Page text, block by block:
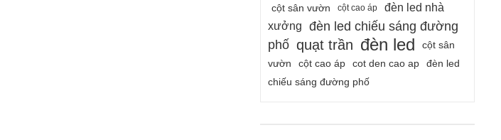
cột sân vườn cột cao áp
đèn led nhà
xưởng
đèn led chiếu sáng đường
phố quạt trần đèn led
cột sân
vườn
cột cao áp cot den cao ap
đèn led
chiếu sáng đường phố